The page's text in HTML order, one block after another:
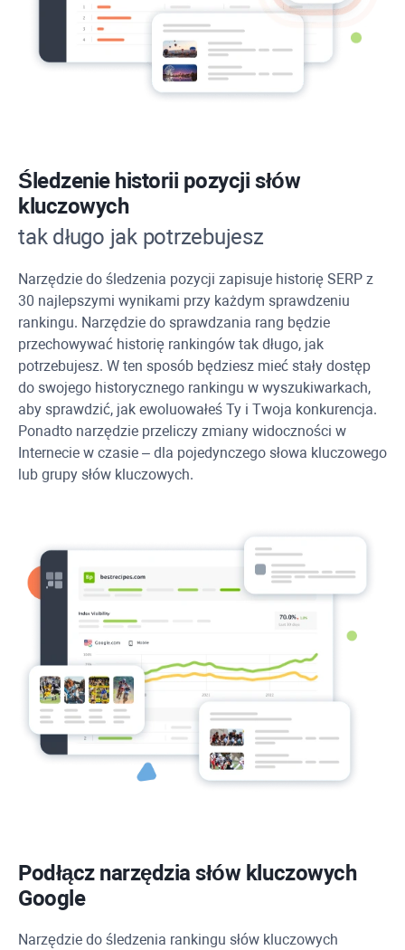
Śledzenie historii pozycji słów
kluczowych
tak długo jak potrzebujesz
Narzędzie do śledzenia pozycji zapisuje historię SERP z
30 najlepszymi wynikami przy każdym sprawdzeniu
rankingu. Narzędzie do sprawdzania rang będzie
przechowywać historię rankingów tak długo, jak
potrzebujesz. W ten sposób będziesz mieć stały dostęp
do swojego historycznego rankingu w wyszukiwarkach,
aby sprawdzić, jak ewoluowałeś Ty i Twoja konkurencja.
Ponadto narzędzie przeliczy zmiany widoczności w
Internecie w czasie – dla pojedynczego słowa kluczowego
lub grupy słów kluczowych.
Podłącz narzędzia słów kluczowych
Google
Narzędzie do śledzenia rankingu słów kluczowych